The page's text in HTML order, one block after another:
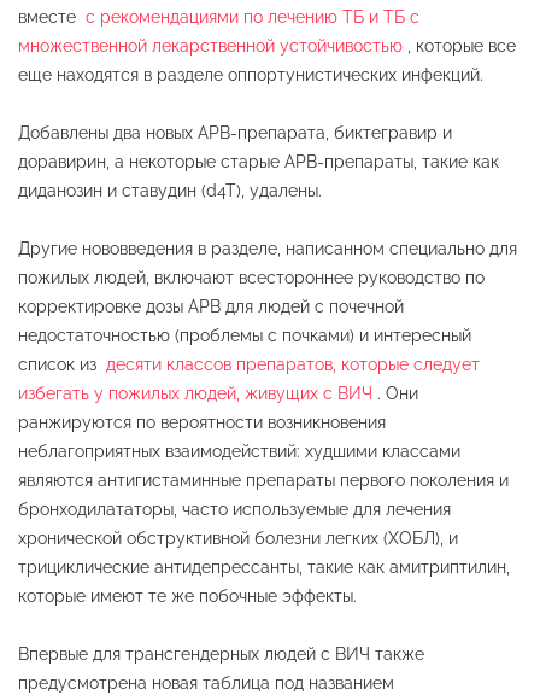
вместе с рекомендациями по лечению ТБ и ТБ с
множественной лекарственной устойчивостью , которые все
еще находятся в разделе оппортунистических инфекций.
Добавлены два новых АРВ-препарата, биктегравир и
доравирин, а некоторые старые АРВ-препараты, такие как
диданозин и ставудин (d4T), удалены.
Другие нововведения в разделе, написанном специально для
пожилых людей, включают всестороннее руководство по
корректировке дозы АРВ для людей с почечной
недостаточностью (проблемы с почками) и интересный
список из десяти классов препаратов, которые следует
избегать у пожилых людей, живущих с ВИЧ . Они
ранжируются по вероятности возникновения
неблагоприятных взаимодействий: худшими классами
являются антигистаминные препараты первого поколения и
бронходилататоры, часто используемые для лечения
хронической обструктивной болезни легких (ХОБЛ), и
трициклические антидепрессанты, такие как амитриптилин,
которые имеют те же побочные эффекты.
Впервые для трансгендерных людей с ВИЧ также
предусмотрена новая таблица под названием